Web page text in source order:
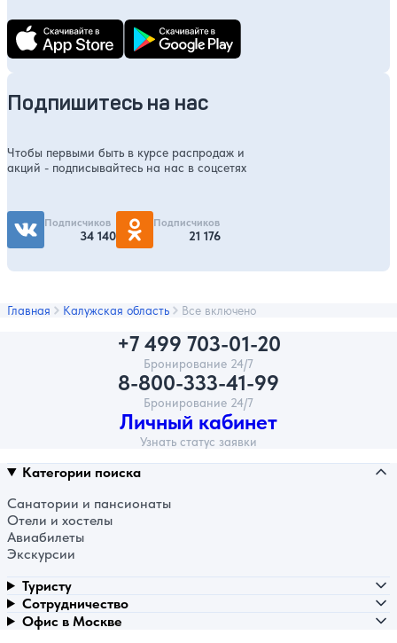
Подпишитесь на нас
Чтобы первыми быть в курсе распродаж и
акций - подписывайтесь на нас в соцсетях
Подписчиков
34 140
Подписчиков
21 176
Главная Калужская область Все включено
+7 499 703-01-20
Бронирование 24/7
8-800-333-41-99
Бронирование 24/7
Личный кабинет
Узнать статус заявки
Категории поиска
Санатории и пансионаты
Отели и хостелы
Авиабилеты
Экскурсии
Туристу
Сотрудничество
Офис в Москве